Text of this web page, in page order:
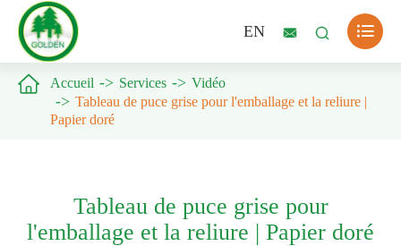
EN   
 Accueil Services
Vidéo
Tableau de puce grise pour l'emballage et la reliure |
Papier doré
Tableau de puce grise pour
l'emballage et la reliure | Papier doré